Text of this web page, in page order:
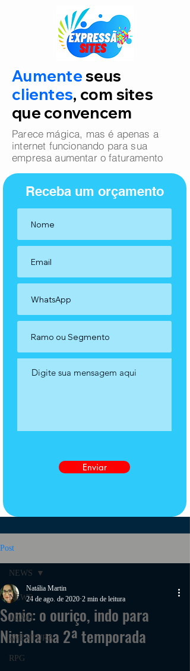
Aumenteseus
clientes, com sites
que convencem
Parece mágica, mas é apenas a
internet funcionando para sua
empresa aumentar o faturamento
Receba um orçamento
Enviar
Post
NEWS
AÇÃO
AVENTURA
RPG
NEWS
Sonic: o ouriço, indo para
Ninjala na 2ª temporada
Natália Martin
24 de ago. de 2020 2 min de leitura